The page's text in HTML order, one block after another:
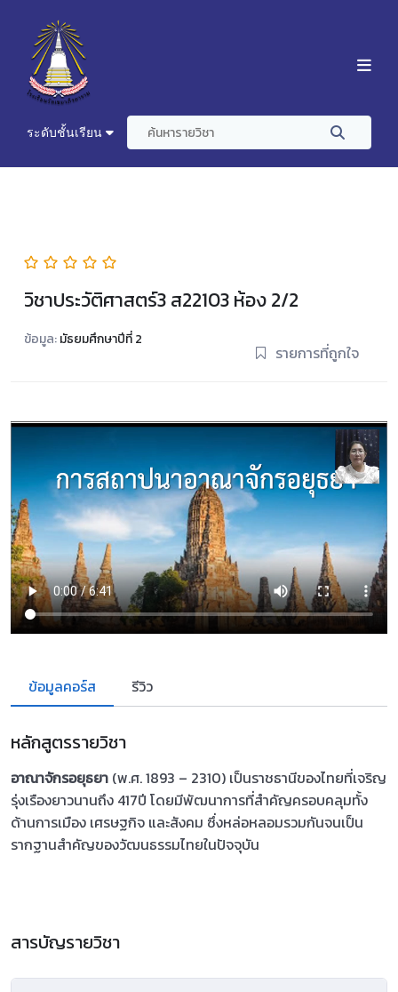
ระดับชั้นเรียน
วิชาประวัติศาสตร์3 ส22103 ห้อง 2/2
ข้อมูล:มัธยมศึกษาปีที่ 2
รายการที่ถูกใจ
ข้อมูลคอร์ส รีวิว
หลักสูตรรายวิชา
อาณาจักรอยุธยา (พ.ศ. 1893 – 2310) เป็นราชธานีของไทยที่เจริญ
รุ่งเรืองยาวนานถึง 417ปี โดยมีพัฒนาการที่สำคัญครอบคลุมทั้ง
ด้านการเมือง เศรษฐกิจ และสังคม ซึ่งหล่อหลอมรวมกันจนเป็น
รากฐานสำคัญของวัฒนธรรมไทยในปัจจุบัน
สารบัญรายวิชา